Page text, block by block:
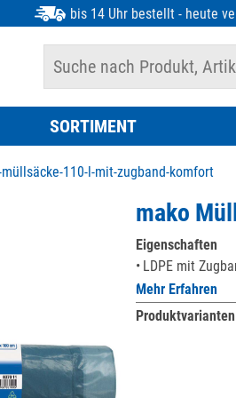
bis 14 Uhr bestellt - heute
SORTIMENT
müllsäcke-110-l-mit-zugband-komfort
mako
Eigenschaften
LDPE mit
Mehr Erfahren